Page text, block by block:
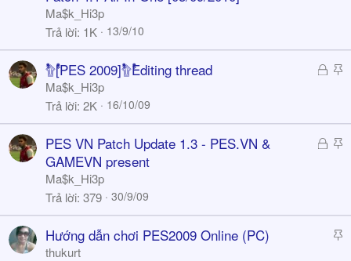
k
y
Ma$k_Hi3p
Trả lời 1K 13/9/10
Đ
h
a
S
c
k
ﱢﱟﱞﱡ۩ﱡﱞﱟﱢَ[PES 2009]ﱢﱟﱞﱡ۩ﱡﱞﱟﱢَEditing thread
Ma$k_Hi3p
Trả lời 2K 16/10/09
Đ
ó
S
k
y
PES VN Patch Update 1.3 - PES.VN &
GAMEVN present
Ma$k_Hi3p
Trả lời 379 30/9/09
S
Hướng dẫn chơi PES2009 Online (PC)
thukurt